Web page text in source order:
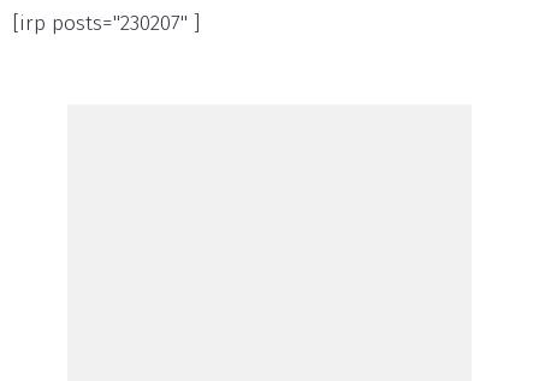
[irp posts="230207" ]